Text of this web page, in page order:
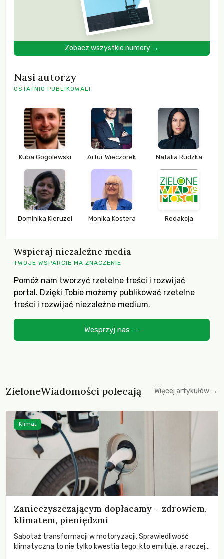
Zobacz wszystkie numery →
Nasi autorzy
OSTATNIO PUBLIKOWALI
Kuba Gogolewski Artur Wieczorek Natalia Rudzka
Dominika Kieruzel Monika Kostera Redakcja
Wspieraj niezależne media
TWOJE WSPARCIE MA ZNACZENIE
Pomóż nam tworzyć rzetelne treści i rozwijać
portal. Dzięki Tobie możemy publikować rzetelne
treści i rozwijać niezależne medium.
Wesprzyj nas →
ZieloneWiadomości polecają Więcej artykułów →
Zanieczyszczającym dopłacamy – zdrowiem,
klimatem, pieniędzmi
Sabotaż transformacji w motoryzacji. Sprawiedliwość
klimatyczna to nie tylko kwestia tego, kto emituje, a raczej
Klimat